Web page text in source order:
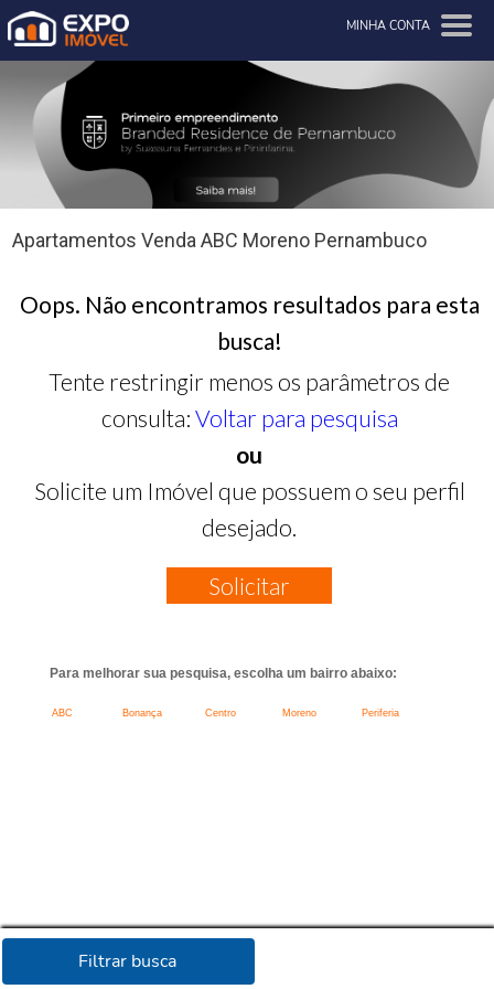
MINHA CONTA
Filtrar busca
Apartamentos Venda ABC Moreno Pernambuco
Oops. Não encontramos resultados para esta
busca!
Tente restringir menos os parâmetros de
consulta: Voltar para pesquisa
ou
Solicite um Imóvel que possuem o seu perfil
desejado.
Solicitar
Para melhorar sua pesquisa, escolha um bairro abaixo:
ABC Bonança Centro Moreno Periferia